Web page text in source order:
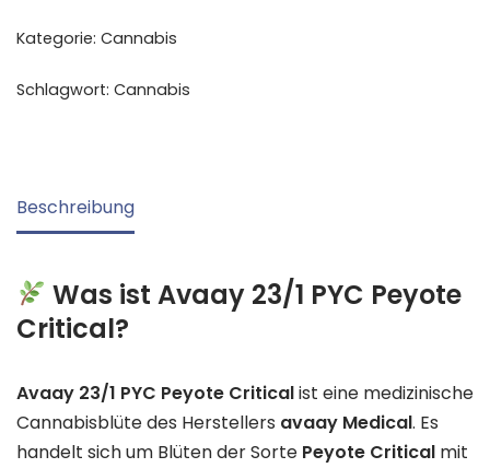
Kategorie: Cannabis
Schlagwort: Cannabis
Beschreibung
Was ist Avaay 23/1 PYC Peyote
Critical?
Avaay 23/1 PYC Peyote Criticalist eine medizinische
Cannabisblüte des Herstellers avaay Medical. Es
handelt sich um Blüten der Sorte Peyote Critical mit